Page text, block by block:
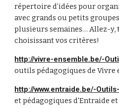
répertoire d’idées pour
avec grands ou petits
plusieurs semaines… Allez-y,
choisissant vos critères!
http://vivre-ensemble.be/-
outils pédagogiques de Vivre
http://www.entraide.be/-
et pédagogiques d'Entraide